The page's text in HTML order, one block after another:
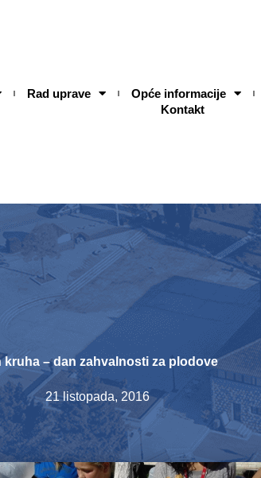
Rad uprave Opće informacije
Kontakt
kruha – dan zahvalnosti za plodove
21 listopada, 2016